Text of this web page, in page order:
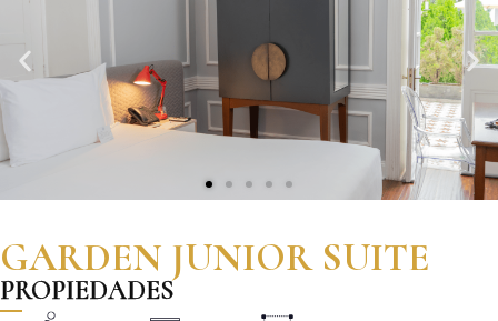
GARDEN JUNIOR SUITE
PROPIEDADES